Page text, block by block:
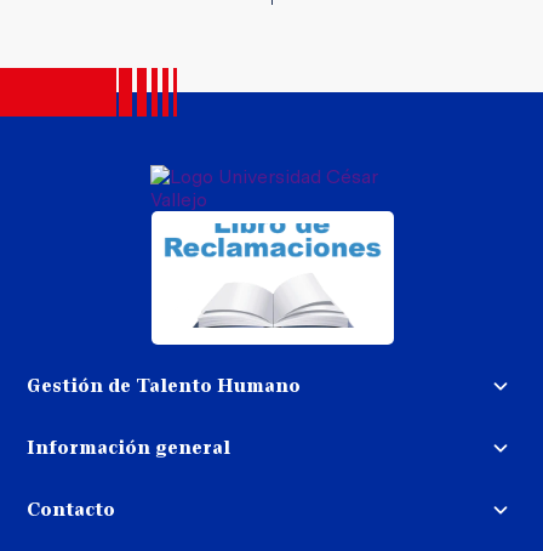
Gestión de Talento Humano
Trabaja con nosotros
Información general
dinero
Contacto